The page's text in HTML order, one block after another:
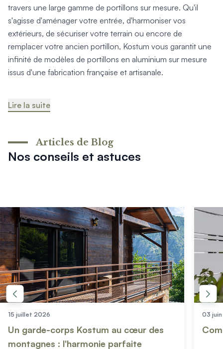
travers une large gamme de portillons sur mesure. Qu'il
s'agisse d'aménager votre entrée, d'harmoniser vos
extérieurs, de sécuriser votre terrain ou encore de
remplacer votre ancien portillon, Kostum vous garantit une
infinité de modèles de portillons en aluminium sur mesure
issus d'une fabrication française et artisanale.
Lire la suite
Nos conseils et astuces
Articles de Blog
15 juillet 2026
Un garde-corps Kostum au cœur des
montagnes : l'harmonie parfaite
03